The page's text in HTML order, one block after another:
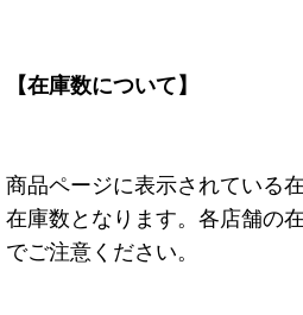
【在庫数について】
商品ページに表示されている
在庫数となります。各店舗の
でご注意ください。